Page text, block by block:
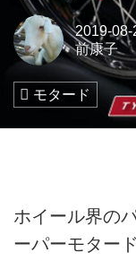
2019-08-
前康子
モタード
ホイール界の
ーパーモター